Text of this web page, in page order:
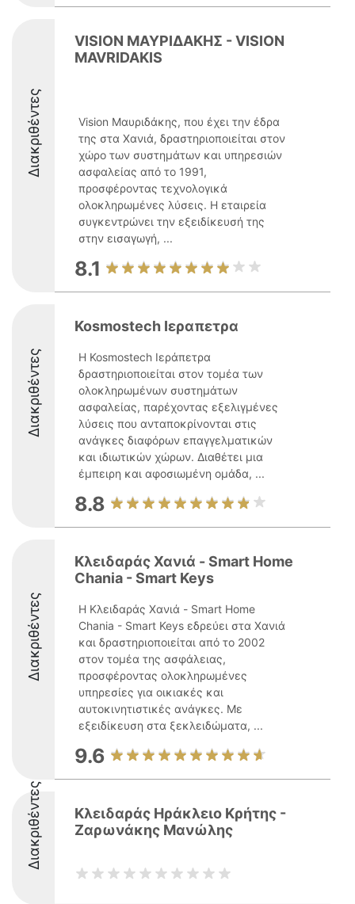
Διακριθέντες
VISION ΜΑΥΡΙΔΑΚΗΣ - VISION
MAVRIDAKIS
Vision Μαυριδάκης, που έχει την έδρα
της στα Χανιά, δραστηριοποιείται στον
χώρο των συστημάτων και υπηρεσιών
ασφαλείας από το 1991,
προσφέροντας τεχνολογικά
ολοκληρωμένες λύσεις. Η εταιρεία
συγκεντρώνει την εξειδίκευσή της
στην εισαγωγή, ...
8.1
Διακριθέντες
Kosmostech Ιεραπετρα
Η Kosmostech Ιεράπετρα
δραστηριοποιείται στον τομέα των
ολοκληρωμένων συστημάτων
ασφαλείας, παρέχοντας εξελιγμένες
λύσεις που ανταποκρίνονται στις
ανάγκες διαφόρων επαγγελματικών
και ιδιωτικών χώρων. Διαθέτει μια
έμπειρη και αφοσιωμένη ομάδα, ...
8.8
Διακριθέντες
Κλειδαράς Χανιά - Smart Home
Chania - Smart Keys
Η Κλειδαράς Χανιά - Smart Home
Chania - Smart Keys εδρεύει στα Χανιά
και δραστηριοποιείται από το 2002
στον τομέα της ασφάλειας,
προσφέροντας ολοκληρωμένες
υπηρεσίες για οικιακές και
αυτοκινητιστικές ανάγκες. Με
εξειδίκευση στα ξεκλειδώματα, ...
9.6
Διακριθέντες
Κλειδαράς Ηράκλειο Κρήτης -
Ζαρωνάκης Μανώλης